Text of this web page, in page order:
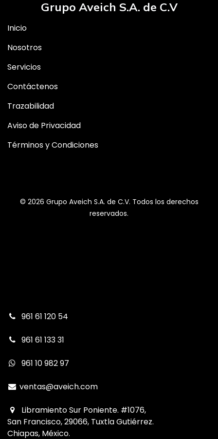
Grupo Aveich S.A. de C.V
Inicio
Nosotros
Servicios
Contáctenos
Trazabilidad
Aviso de Privacidad
Términos y Condiciones
© 2026 Grupo Aveich S.A. de C.V. Todos los derechos
reservados.
961 61 120 54
961 61 133 31
961 10 982 97
ventas@aveich.com
Libramiento Sur Poniente. #1076,
San Francisco, 29066, Tuxtla Gutiérrez.
Chiapas, México.